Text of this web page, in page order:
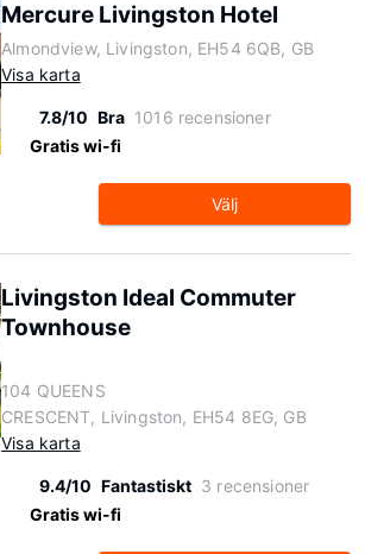
Mercure Livingston Hotel
Almondview, Livingston, EH54 6QB, GB
Visa karta
7.8/10 Bra 1016 recensioner
Gratis wi-fi
Välj
Livingston Ideal Commuter
Townhouse
104 QUEENS
CRESCENT, Livingston, EH54 8EG, GB
Visa karta
9.4/10 Fantastiskt 3 recensioner
Gratis wi-fi